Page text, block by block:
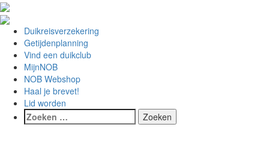
Duikreisverzekering
Getijdenplanning
Vind een duikclub
MijnNOB
NOB Webshop
Haal je brevet!
Lid worden